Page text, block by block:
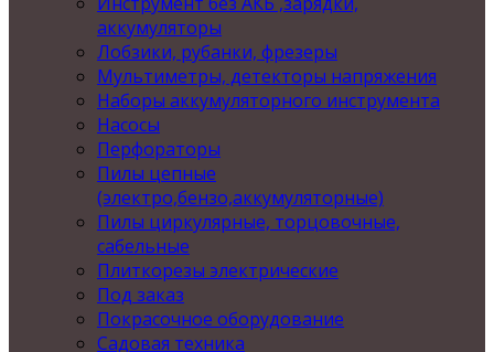
аккумуляторы
Лобзики, рубанки, фрезеры
Мультиметры, детекторы напряжения
Наборы аккумуляторного инструмента
Насосы
Перфораторы
Пилы цепные
(электро,бензо,аккумуляторные)
Пилы циркулярные, торцовочные,
сабельные
Плиткорезы электрические
Под заказ
Покрасочное оборудование
Садовая техника